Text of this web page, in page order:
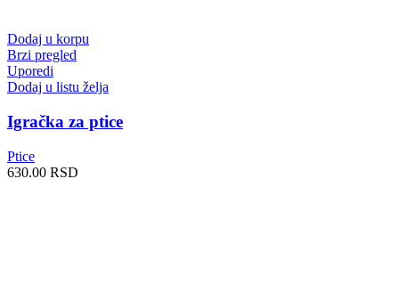
Dodaj u korpu
Brzi pregled
Uporedi
Dodaj u listu želja
Igračka za ptice
Ptice
630.00 RSD